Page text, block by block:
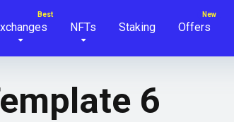
NFTs Staking Offers
6